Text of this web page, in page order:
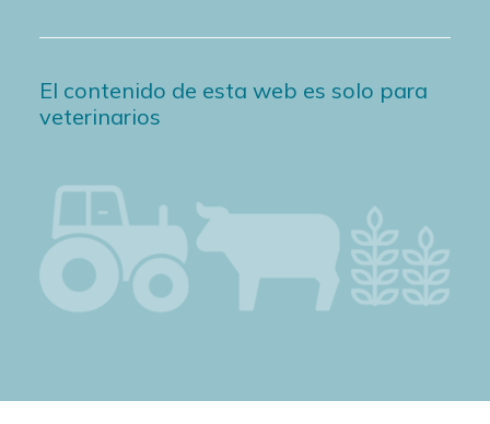
El contenido de esta web es solo para
veterinarios